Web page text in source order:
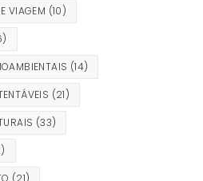
VIAGEM (10)
(14)
(21)
(33)